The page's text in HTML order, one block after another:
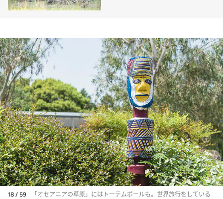
18 / 59
「オセアニアの草原」にはトーテムポールも。世界旅行をしている